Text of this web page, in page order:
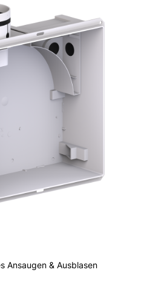
Ansaugen & Ausblasen